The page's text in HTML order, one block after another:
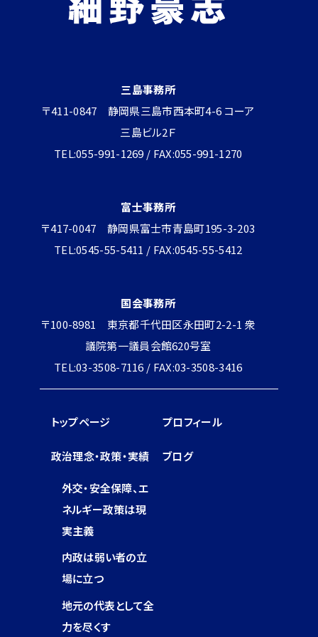
三島事務所
〒411-0847 静岡県三島市西本町4-6 コーア
三島ビル2Ｆ
TEL:055-991-1269 / FAX:055-991-1270
富士事務所
〒417-0047 静岡県富士市青島町195-3-203
TEL:0545-55-5411 / FAX:0545-55-5412
国会事務所
〒100-8981 東京都千代田区永田町2-2-1 衆
議院第一議員会館620号室
TEL:03-3508-7116 / FAX:03-3508-3416
トップページ プロフィール
政治理念・政策・実績
外交・安全保障、エ
ネルギー政策は現
実主義
内政は弱い者の立
場に立つ
地元の代表として全
力を尽くす
ブログ